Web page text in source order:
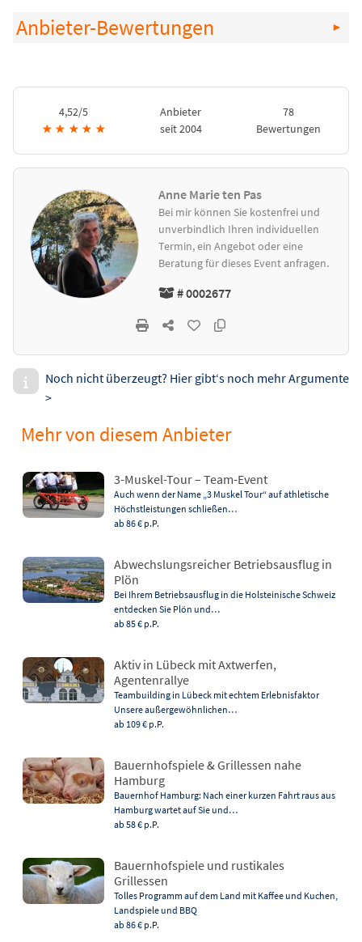
Anbieter-Bewertungen
4,52/5
★ ★ ★ ★ ★
Anbieter
seit 2004
78
Bewertungen
Anne Marie ten Pas
Bei mir können Sie kostenfrei und
unverbindlich Ihren individuellen
Termin, ein Angebot oder eine
Beratung für dieses Event anfragen.
# 0002677
Noch nicht überzeugt? Hier gibt‘s noch mehr Argumente
>
Mehr von diesem Anbieter
3-Muskel-Tour – Team-Event
Auch wenn der Name „3 Muskel Tour“ auf athletische
Höchstleistungen schließen…
ab 86 € p.P.
Abwechslungsreicher Betriebsausflug in
Plön
Bei Ihrem Betriebsausflug in die Holsteinische Schweiz
entdecken Sie Plön und…
ab 85 € p.P.
Aktiv in Lübeck mit Axtwerfen,
Agentenrallye
Teambuilding in Lübeck mit echtem Erlebnisfaktor
Unsere außergewöhnlichen…
ab 109 € p.P.
Bauernhofspiele & Grillessen nahe
Hamburg
Bauernhof Hamburg: Nach einer kurzen Fahrt raus aus
Hamburg wartet auf Sie und…
ab 58 € p.P.
Bauernhofspiele und rustikales
Grillessen
Tolles Programm auf dem Land mit Kaffee und Kuchen,
Landspiele und BBQ
ab 86 € p.P.